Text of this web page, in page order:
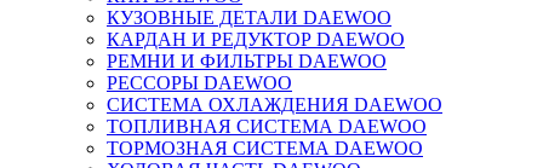
КУЗОВНЫЕ ДЕТАЛИ DAEWOO
КАРДАН И РЕДУКТОР DAEWOO
РЕМНИ И ФИЛЬТРЫ DAEWOO
РЕССОРЫ DAEWOO
СИСТЕМА ОХЛАЖДЕНИЯ DAEWOO
ТОПЛИВНАЯ СИСТЕМА DAEWOO
ТОРМОЗНАЯ СИСТЕМА DAEWOO